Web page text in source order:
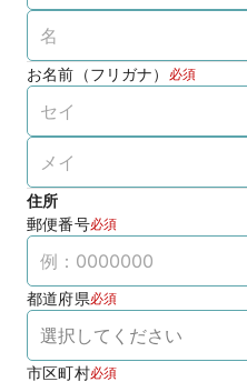
お名前（フリガナ） 必須
住所
郵便番号必須
都道府県必須
市区町村必須